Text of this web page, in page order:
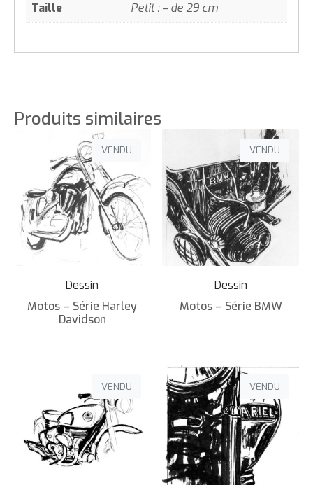
Taille
Petit : – de 29 cm
Produits similaires
VENDU
Dessin
Motos – Série Harley
Davidson
VENDU
Dessin
Motos – Série BMW
VENDU VENDU